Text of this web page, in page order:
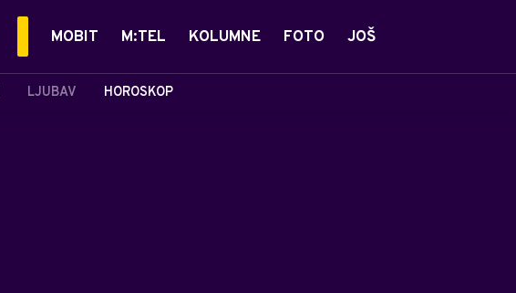
LJUBAV HOROSKOP
MOBIT M:TEL KOLUMNE FOTO JOŠ